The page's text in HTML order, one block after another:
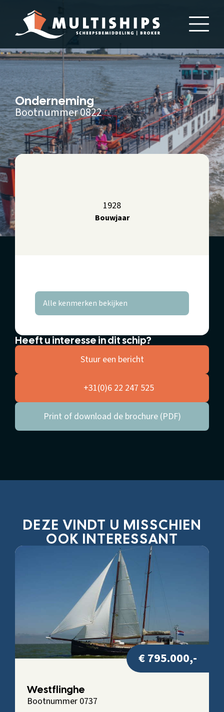
Onderneming
Bootnummer 0822
1928
Bouwjaar
Alle kenmerken bekijken
Heeft u interesse in dit schip?
Stuur een bericht
+31(0)6 22 247 525
Print of download de brochure (PDF)
DEZE VINDT U MISSCHIEN
OOK INTERESSANT
€ 795.000,-
Westflinghe
Bootnummer 0737